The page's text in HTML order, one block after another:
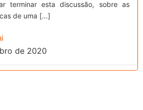
terminar esta discussão, sobre as
de uma […]
de 2020